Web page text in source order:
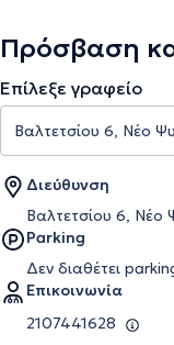
Πρόσβαση
Επίλεξε γραφείο
Διεύθυνση
Βαλτετσίου 6, Νέο
Parking
Δεν διαθέτει
Επικοινωνία
2107441628